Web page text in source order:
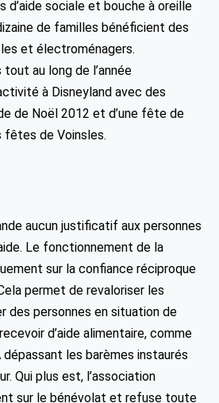
sociale et bouche à oreille
de familles bénéficient des
et électroménagers.
au long de l’année
à Disneyland avec des
de Noël 2012 et d’une fête de
fêtes de Voinsles.
aucun justificatif aux personnes
Le fonctionnement de la
sur la confiance réciproque
permet de revaloriser les
des personnes en situation de
d’aide alimentaire, comme
dépassant les barèmes instaurés
Qui plus est, l’association
sur le bénévolat et refuse toute